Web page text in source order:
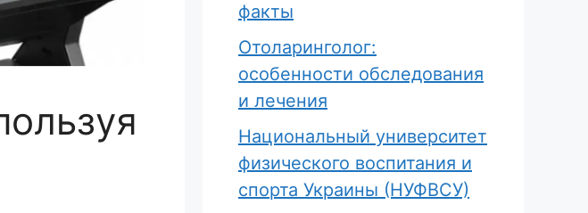
факты
Отоларинголог:
особенности обследования
и лечения
Национальный университет
физического воспитания и
спорта Украины (НУФВСУ)